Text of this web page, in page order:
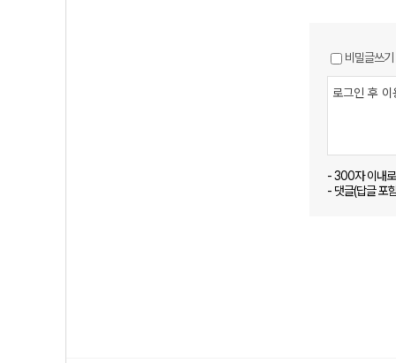
비밀글쓰기
- 300자 이내
- 댓글(답글 포